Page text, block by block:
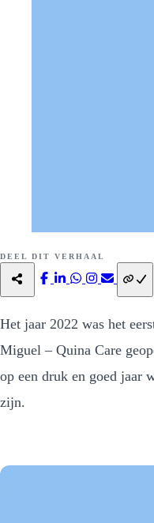
DEEL DIT VERHAAL
Het jaar 2022 was het
Miguel – Quina Care
op een druk en goed jaar
zijn.